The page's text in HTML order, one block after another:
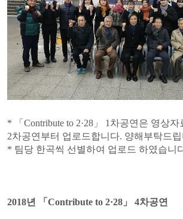
* 「Contribute to 2·28」 1차공연은 영상자
2차공연부터 업로드합니다. 양해부탁드
* 팀당 한곡씩 선별하여 업로드 하였습니
2018년 「Contribute to 2·28」 4차공연